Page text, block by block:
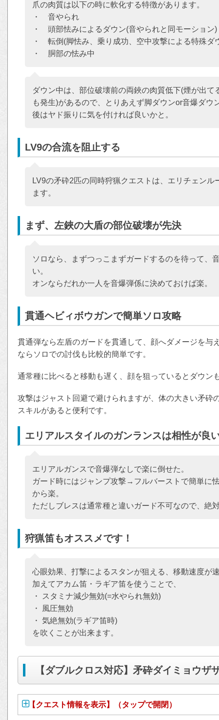
爪の肉質は以下の時に軟化する特徴があります。
・ 音やられ
・ 頭部怯みによるダウン(音やられと同モーション)
・ 転倒(脚怯み、乗り成功、空中攻撃による特殊ダ
・ 胴部の怯み中
ダウン中は、部位破壊前の両鋏の肉質低下(煙が出
も発生)があるので、とりあえず脚ダウンor音爆ダ
後はヤド振りに気を付ければ良いかと。
LV9の合流を阻止する
LV9の矛砕2匹の同時狩猟クエストは、エリチェン
ます。
まず、左鋏の大盾の部位破壊が先決
ソロなら、まずつっこまずガードするのを待って、
い。
オンならだれか一人を音爆弾係に決めておけば楽。
貫通ヘビィボウガンで簡単ソロ攻略
貫通弾なら左盾のガードを貫通して、顔へダメージを与
ならソロでの討伐も比較的簡単です。
通常種に比べると移動も遅く、顔を狙っているとダウン
攻撃はジャスト回避で避けられますが、体の大きい矛砕
スキルがあると便利です。
エリアルスタイルのガンランスは相性が良
エリアルガンスで音爆弾なしで楽に倒せた。
ガード時にはジャンプ攻撃→フルバーストで簡単に
から楽。
ただしブレスは通常種と違いガード不可なので、絶
狩猟笛もオススメです！
心眼効果、打撃によるスタンが狙える、移動速度が
加えてアカム笛・ラギア笛を使うことで、
・ スタミナ減少無効(=水やられ無効)
・ 風圧無効
・ 気絶無効(ラギア笛時)
を吹くことが出来ます。
【ダブルクロス対応】矛砕ダイミョウザ
【クエスト情報を表示】（タップで開閉）